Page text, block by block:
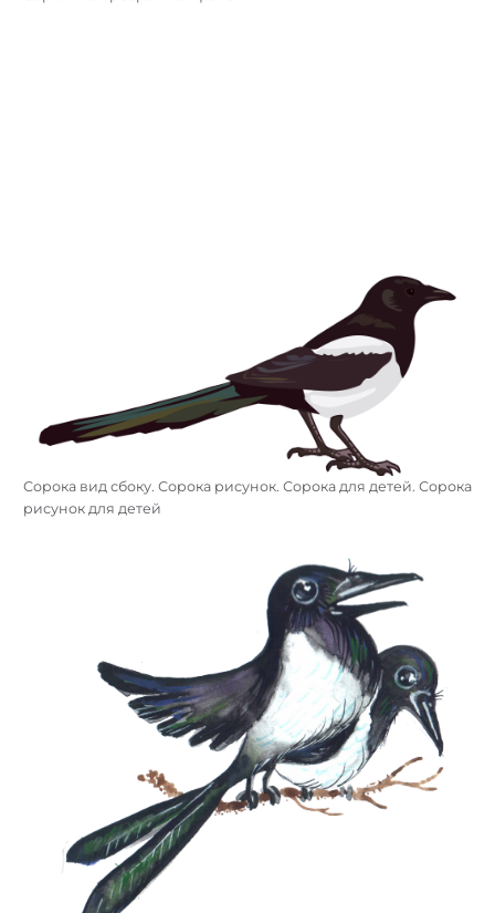
Сорока вид сбоку. Сорока рисунок. Сорока для детей. Сорока
рисунок для детей